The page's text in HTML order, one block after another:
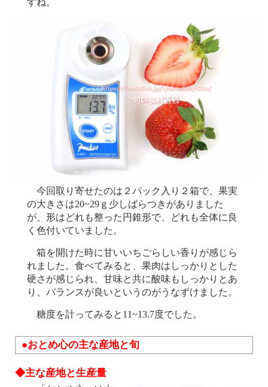
すね。
今回取り寄せたのは２パック入り２箱で、果実
の大きさは20~29ｇ少しばらつきがありました
が、形はどれも整った円錐形で、どれも全体に良
く色付いていました。
箱を開けた時に甘いいちごらしい香りが感じら
れました。食べてみると、果肉はしっかりとした
硬さが感じられ、甘味と共に酸味もしっかりとあ
り、バランスが良いというのがうなずけました。
糖度を計ってみると11~13.7度でした。
●おとめ心の主な産地と旬
◆主な産地と生産量